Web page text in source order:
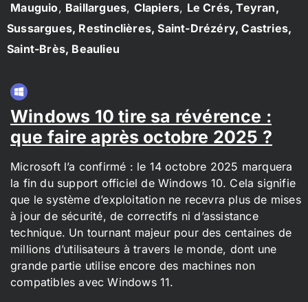
Mauguio, Baillargues, Clapiers, Le Crés, Teyran,
Sussargues, Restinclières, Saint-Drézéry, Castries,
Saint-Brès, Beaulieu
Windows 10 tire sa révérence :
que faire après octobre 2025 ?
Microsoft l’a confirmé : le 14 octobre 2025 marquera
la fin du support officiel de Windows 10. Cela signifie
que le système d’exploitation ne recevra plus de mises
à jour de sécurité, de correctifs ni d’assistance
technique. Un tournant majeur pour des centaines de
millions d’utilisateurs à travers le monde, dont une
grande partie utilise encore des machines non
compatibles avec Windows 11.